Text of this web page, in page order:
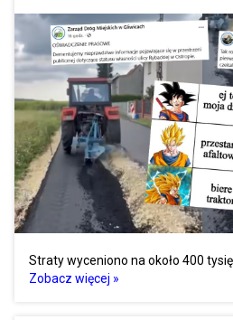
Straty wyceniono na około 400
Zobacz więcej »